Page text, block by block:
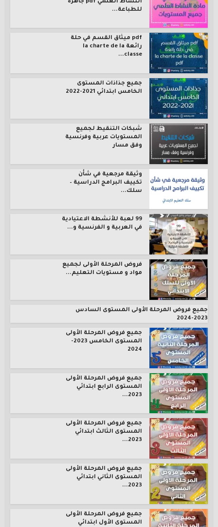
النشاط العلمي pdf جاهزة
للطباعة...
pdf ميثاق القسم في حلة
رائعة la charte de la
classe...
جميع جذاذات المستوى
الخامس ابتدائي 2021-2022
شبكات التنقيط لجميع
المستويات عربية وفرنسية
وفق مسار
وثيقة مرجعية في شأن
تكييف البرامج الدراسية –
سلك...
99 لعبة للأنشطة الاعتيادية
في العربية و الفرنسية و...
فروض المرحلة الأولى لجميع
مواد و مستويات التعليم...
جميع فروض المرحلة الأولى المستوى السادس
2023-2024
جميع فروض المرحلة الأولى
المستوى الخامس 2023-
2024
جميع فروض المرحلة الأولى
المستوى الرابع ابتدائي
2023...
جميع فروض المرحلة الأولى
المستوى الثالث ابتدائي
2023...
جميع فروض المرحلة الأولى
المستوى الثاني ابتدائي
2023...
جميع فروض المرحلة الأولى
المستوى الأول ابتدائي